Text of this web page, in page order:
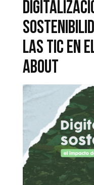
LAS TIC EN
ABOUT